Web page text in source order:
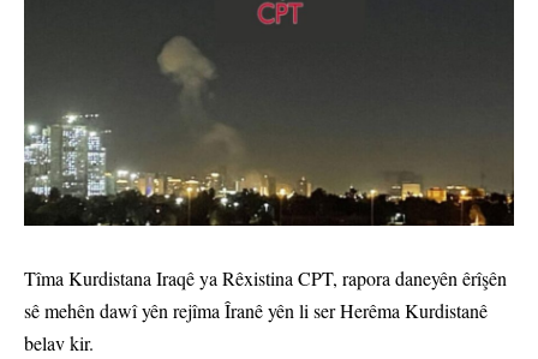
Tîma Kurdistana Iraqê ya Rêxistina CPT, rapora daneyên êrîşên
sê mehên dawî yên rejîma Îranê yên li ser Herêma Kurdistanê
belav kir.